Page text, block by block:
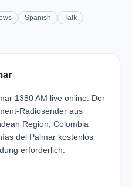
Spanish Talk
1380 AM live online. Der
Radiosender aus
Region, Colombia
del Palmar kostenlos
erforderlich.